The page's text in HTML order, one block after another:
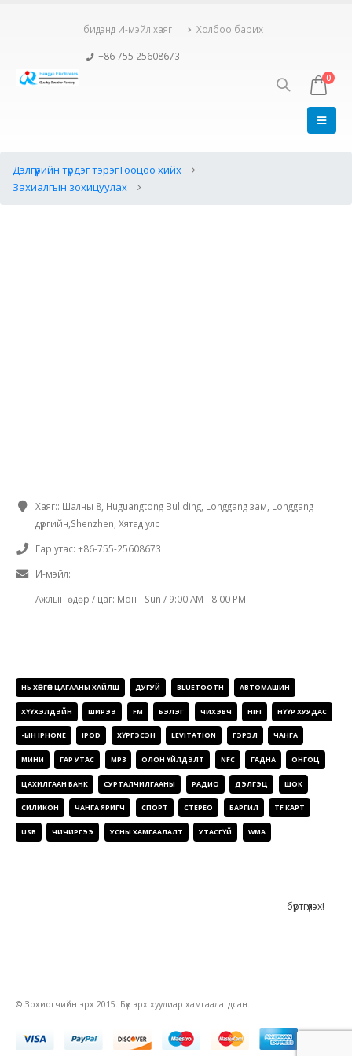
бидэнд И-мэйл хаяг Холбоо барих
+86 755 25608673
0
Дэлгүүрийн түрдэг тэрэгТооцоо хийх
Захиалгын зохицуулах
Хаяг:: Шалны 8, Huguangtong Buliding, Longgang зам, Longgang
дүүргийн,Shenzhen, Хятад улс
Гар утас: +86-755-25608673
И-мэйл:
Ажлын өдөр / цаг: Мон - Sun / 9:00 AM - 8:00 PM
НЬ ХӨНГӨН ЦАГААНЫ ХАЙЛШ ДУГУЙ BLUETOOTH АВТОМАШИН
ХҮҮХЭЛДЭЙН ШИРЭЭ FM БЭЛЭГ ЧИХЭВЧ HIFI НҮҮР ХУУДАС
-ЫН IPHONE IPOD ХҮРГЭСЭН LEVITATION ГЭРЭЛ ЧАНГА
МИНИ ГАР УТАС MP3 ОЛОН ҮЙЛДЭЛТ NFC ГАДНА ОНГОЦ
ЦАХИЛГААН БАНК СУРТАЛЧИЛГААНЫ РАДИО ДЭЛГЭЦ ШОК
СИЛИКОН ЧАНГА ЯРИГЧ СПОРТ СТЕРЕО БАРГИЛ TF КАРТ
USB ЧИЧИРГЭЭ УСНЫ ХАМГААЛАЛТ УТАСГҮЙ WMA
© Зохиогчийн эрх 2015. Бүх эрх хуулиар хамгаалагдсан.